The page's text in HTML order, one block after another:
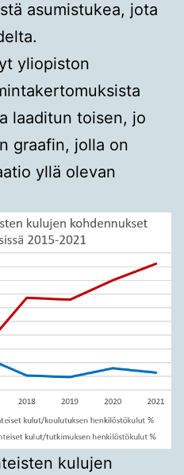
asumistukea, jota
yliopiston
laaditun toisen, jo
graafin, jolla on
yllä olevan
kulujen